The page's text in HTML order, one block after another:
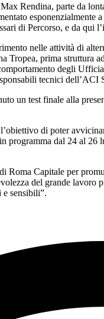
Rendina, parte da
di Percorso, e da qui
nelle attività di
Tropea, prima
degli
tecnici
un test finale alla
di poter
programma dal 24 al
Capitale per
del grande
e sensibili”.